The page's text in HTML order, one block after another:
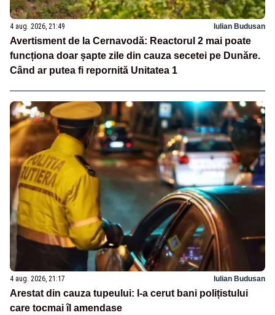
4 aug. 2026, 21:49 Iulian Budusan
Avertisment de la Cernavodă: Reactorul 2 mai poate
funcționa doar șapte zile din cauza secetei pe Dunăre.
Când ar putea fi repornită Unitatea 1
4 aug. 2026, 21:17 Iulian Budusan
Arestat din cauza tupeului: I-a cerut bani polițistului
care tocmai îl amendase